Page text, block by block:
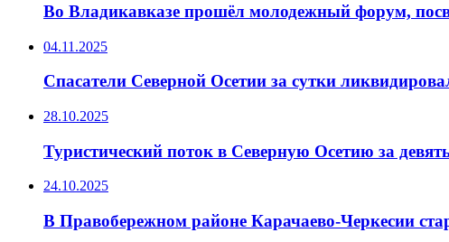
Во Владикавказе прошёл молодежный форум,
04.11.2025
Спасатели Северной Осетии за сутки
28.10.2025
Туристический поток в Северную Осетию за
24.10.2025
В Правобережном районе Карачаево-Черкесии